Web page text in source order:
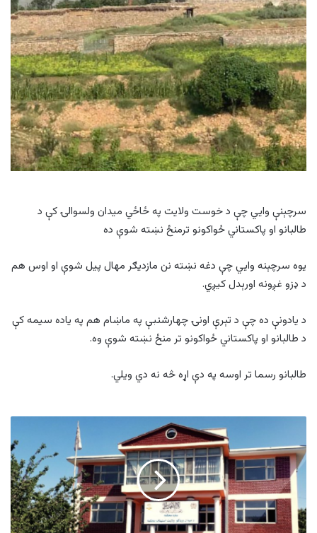
سرچېنې وایي چې د خوست ولایت په ځاځي میدان ولسوالۍ کې د
طالبانو او پاکستاني ځواکونو ترمنځ نښته شوې ده
یوه سرچېنه وایي چې دغه نښته نن مازدیګر مهال پيل شوې او اوس هم
د ډزو غږونه اورېدل کیږي.
د یادونې ده چې د تېرې اونۍ چهارشنبې په ماښام هم په یاده سیمه کې
د طالبانو او پاکستاني ځواکونو تر منځ نښته شوې وه.
طالبانو رسما تر اوسه په دې اړه څه نه دي ویلي.
ولایت
کې
دوو
کسانو
ته
تعریزي